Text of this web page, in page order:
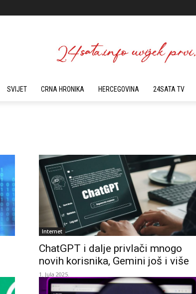
SVIJET CRNA HRONIKA HERCEGOVINA 24SATA TV
Internet
ChatGPT i dalje privlači mnogo
novih korisnika, Gemini još i više
1. Jula 2025.